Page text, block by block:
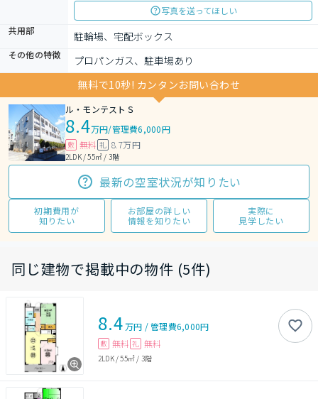
写真を送ってほしい
共用部
駐輪場、宅配ボックス
その他の特徴
プロパンガス、駐車場あり
無料で10秒! カンタンお問い合わせ
ル・モンテストＳ
8.4万円/管理費6,000円
敷 無料 礼 8.7万円
2LDK / 55㎡ / 3階
最新の空室状況が知りたい
初期費用が
知りたい
お部屋の詳しい
情報を知りたい
実際に
見学したい
同じ建物で掲載中の物件 (5件)
8.4万円 /管理費6,000円
敷 無料 礼 無料
2LDK/55㎡ / 3階